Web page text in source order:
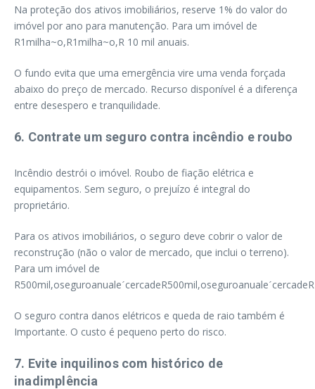
Na proteção dos ativos imobiliários, reserve 1% do valor do
imóvel por ano para manutenção. Para um imóvel de
R1milha~o,R1milha~o,R 10 mil anuais.
O fundo evita que uma emergência vire uma venda forçada
abaixo do preço de mercado. Recurso disponível é a diferença
entre desespero e tranquilidade.
6. Contrate um seguro contra incêndio e roubo
Incêndio destrói o imóvel. Roubo de fiação elétrica e
equipamentos. Sem seguro, o prejuízo é integral do
proprietário.
Para os ativos imobiliários, o seguro deve cobrir o valor de
reconstrução (não o valor de mercado, que inclui o terreno).
Para um imóvel de
O seguro contra danos elétricos e queda de raio também é
Importante. O custo é pequeno perto do risco.
7. Evite inquilinos com histórico de
inadimplência